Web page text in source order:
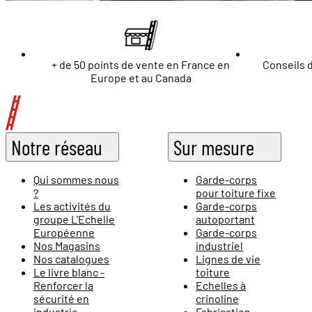
+ de 50 points de vente en France en
Europe et au Canada
Conseils
Notre réseau
Qui sommes nous
?
Les activités du
groupe L'Echelle
Européenne
Nos Magasins
Nos catalogues
Le livre blanc -
Renforcer la
sécurité en
Sur mesure
Garde-corps
pour toiture fixe
Garde-corps
autoportant
Garde-corps
industriel
Lignes de vie
toiture
Echelles à
crinoline